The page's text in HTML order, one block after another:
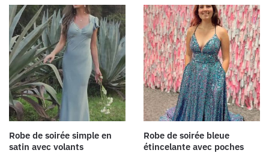
Robe de soirée simple en
satin avec volants
Robe de soirée bleue
étincelante avec poches